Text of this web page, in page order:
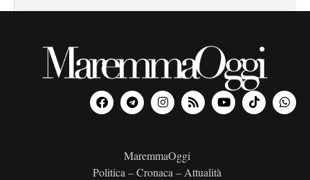
MaremmaOggi
Politica – Cronaca – Attualità